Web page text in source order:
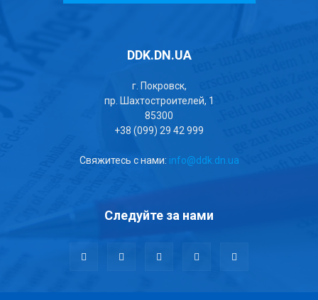
DDK.DN.UA
г. Покровск,
пр. Шахтостроителей, 1
85300
+38 (099) 29 42 999
Свяжитесь с нами: info@ddk.dn.ua
Следуйте за нами